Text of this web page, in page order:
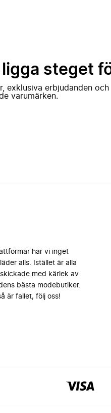
steget
exklusiva erbjudanden och
varumärken.
har vi inget
alls. Istället är alla
med kärlek av
bästa modebutiker.
är fallet, följ oss!